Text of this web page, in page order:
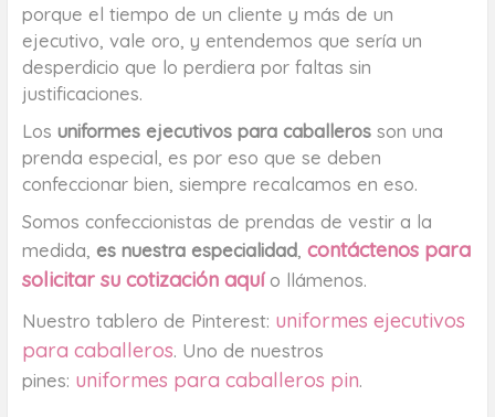
porque el tiempo de un cliente y más de un
ejecutivo, vale oro, y entendemos que sería un
desperdicio que lo perdiera por faltas sin
justificaciones.
Los uniformes ejecutivos para caballerosson una
prenda especial, es por eso que se deben
confeccionar bien, siempre recalcamos en eso.
Somos confeccionistas de prendas de vestir a la
medida, es nuestra especialidad, contáctenos para
solicitar su cotización aquío llámenos.
Nuestro tablero de Pinterest: uniformes ejecutivos
para caballeros. Uno de nuestros
pines: uniformes para caballeros pin.